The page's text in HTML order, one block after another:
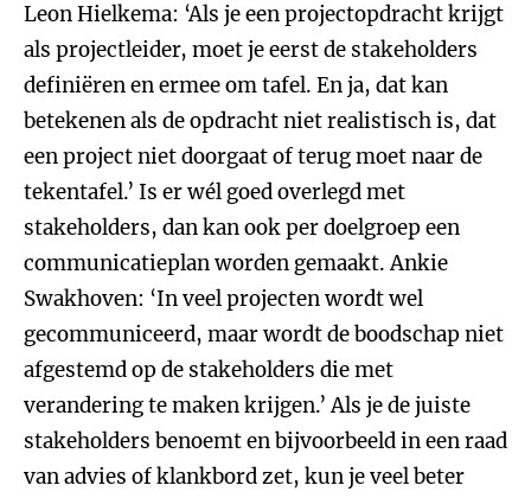
Leon Hielkema: ‘Als je een projectopdracht krijgt
als projectleider, moet je eerst de stakeholders
definiëren en ermee om tafel. En ja, dat kan
betekenen als de opdracht niet realistisch is, dat
een project niet doorgaat of terug moet naar de
tekentafel.’ Is er wél goed overlegd met
stakeholders, dan kan ook per doelgroep een
communicatieplan worden gemaakt. Ankie
Swakhoven: ‘In veel projecten wordt wel
gecommuniceerd, maar wordt de boodschap niet
afgestemd op de stakeholders die met
verandering te maken krijgen.’ Als je de juiste
stakeholders benoemt en bijvoorbeeld in een raad
van advies of klankbord zet, kun je veel beter